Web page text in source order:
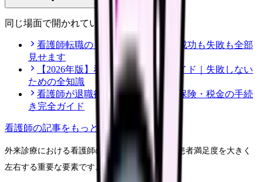
同じ場面で開かれている記事
看護師転職のリアル体験談12選｜成功も失敗も全部
見せます
【2026年版】看護師転職の完全ガイド｜失敗しない
ための全知識
看護師が退職後にやるべき年金・保険・税金の手続
き完全ガイド
看護師の記事をもっと見る
外来診療における看護師の対応は、医療の質と患者満足度を大きく
左右する重要な要素です。